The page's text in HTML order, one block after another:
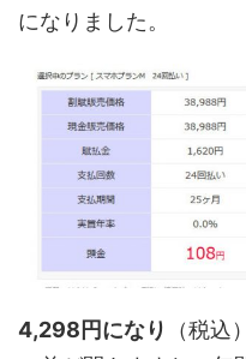
になりました。
4,298円になり （税込）